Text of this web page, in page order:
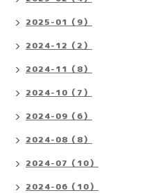
2025-01（9）
2024-12（2）
2024-11（8）
2024-10（7）
2024-09（6）
2024-08（8）
2024-07（10）
2024-06（10）